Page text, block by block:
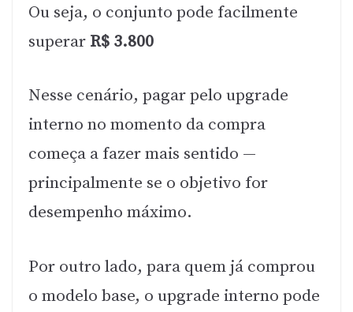
Ou seja, o conjunto pode facilmente
superar R$ 3.800
Nesse cenário, pagar pelo upgrade
interno no momento da compra
começa a fazer mais sentido —
principalmente se o objetivo for
desempenho máximo.
Por outro lado, para quem já comprou
o modelo base, o upgrade interno pode